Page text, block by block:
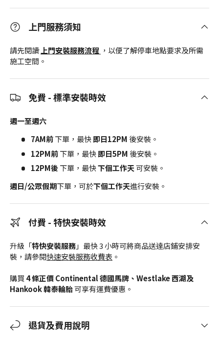
上門服務須知
請先閱讀 上門安裝服務流程 ，以便了解停車地點要求及所需
施工空間。
免費 - 標準安裝時效
週一至週六
7AM前下單，最快即日12PM 後安裝。
12PM前下單，最快即日5PM 後安裝。
12PM後 下單，最快下個工作天可安裝。
週日/公眾假期下單，可於下個工作天進行安裝。
付費 - 特快安裝時效
升級「特快安裝服務」最快 3 小時可將商品送達店鋪安排安
裝，請參閱快速安裝服務收費表 。
購買 4 條正價 Continental 德國馬牌、Westlake 西湖及
Hankook 韓泰輪胎可享有運費優惠。
退貨及費用說明